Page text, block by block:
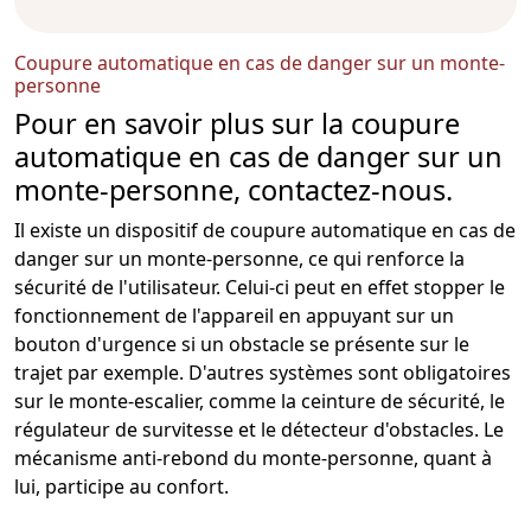
Coupure automatique en cas de danger sur un monte-
personne
Pour en savoir plus sur la coupure
automatique en cas de danger sur un
monte-personne, contactez-nous.
Il existe un dispositif decoupure automatique en cas de
dangersur un monte-personne, ce qui renforce la
sécurité de l'utilisateur. Celui-ci peut en effet stopper le
fonctionnement de l'appareil en appuyant sur un
bouton d'urgence si un obstacle se présente sur le
trajet par exemple. D'autres systèmes sont obligatoires
sur le monte-escalier, comme la ceinture de sécurité, le
régulateur de survitesse et le détecteur d'obstacles. Le
mécanisme anti-rebond du monte-personne, quant à
lui, participe au confort.